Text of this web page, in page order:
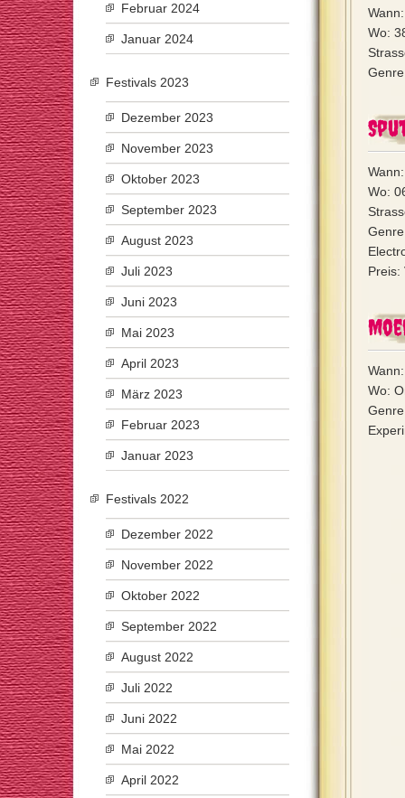
Wo:
Wo:
Preis:
Wo:
Februar 2024
Januar 2024
Festivals 2023
Dezember 2023
November 2023
Oktober 2023
September 2023
August 2023
Juli 2023
Juni 2023
Mai 2023
April 2023
März 2023
Februar 2023
Januar 2023
Festivals 2022
Dezember 2022
November 2022
Oktober 2022
September 2022
August 2022
Juli 2022
Juni 2022
Mai 2022
April 2022